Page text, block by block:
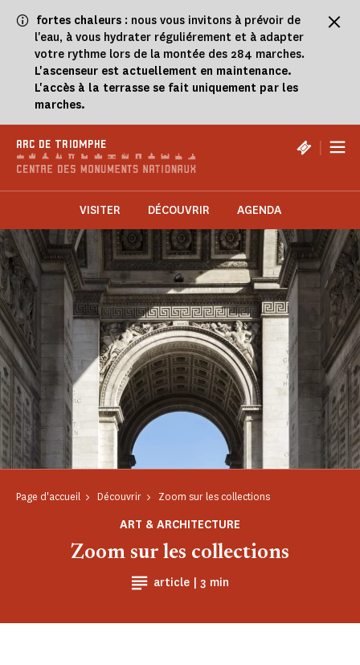
fortes chaleurs : nous vous invitons à prévoir de
l'eau, à vous hydrater réguliérement et à adapter
votre rythme lors de la montée des 284 marches.
L'ascenseur est actuellement en maintenance.
L'accès à la terrasse se fait uniquement par les
marches.
ARC DE TRIOMPHE |
VISITER DÉCOUVRIR AGENDA
Page d'accueil Découvrir Zoom sur les collections
ART & ARCHITECTURE
article | Temps de Lecture
3 min
Zoom sur les collections